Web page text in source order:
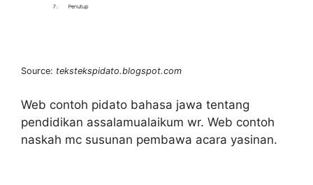
Source: tekstekspidato.blogspot.com
Web contoh pidato bahasa jawa tentang
pendidikan assalamualaikum wr. Web contoh
naskah mc susunan pembawa acara yasinan.